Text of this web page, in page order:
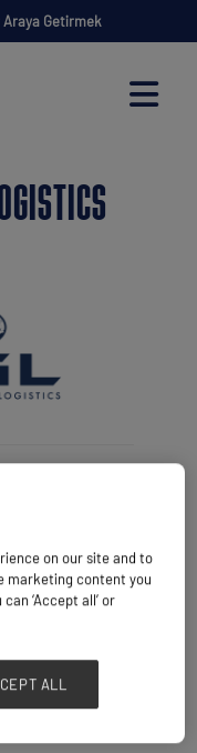
Araya Getirmek
bulunan AGL,
kullanarak
özel ve
bulunmaktır.
da
on our site and to
marketing content you
‘Accept all’ or
ALL